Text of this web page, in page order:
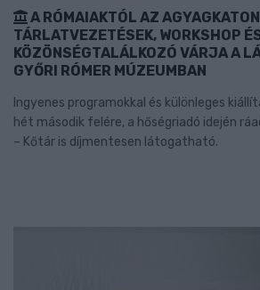
A RÓMAIAKTÓL AZ
TÁRLATVEZETÉSEK, WORKSHOP
KÖZÖNSÉGTALÁLKOZÓ VÁRJA A
GYŐRI RÓMER MÚZEUMBAN
Ingyenes programokkal és különleges
hét második felére, a hőségriadó idején
– Kőtár is díjmentesen látogatható.